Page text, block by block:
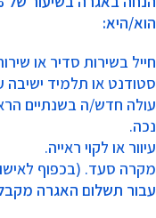
הוא/היא:
חייל בשירות סדיר או
סטודנט או תלמיד ישיבה עד
עולה חדש/ה בשנתיים
נכה.
עיוור או לקוי ראייה.
מקרה סעד. (בכפוף
עבור תשלום האגרה